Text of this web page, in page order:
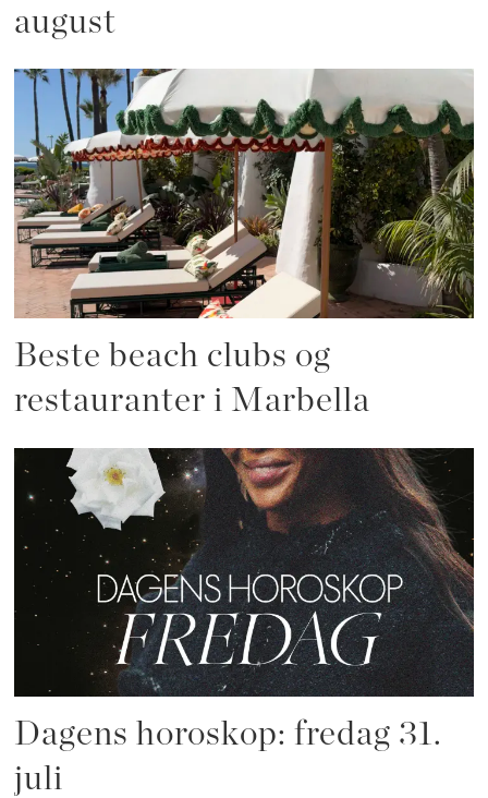
august
Beste beach clubs og
restauranter i Marbella
Dagens horoskop: fredag 31.
juli